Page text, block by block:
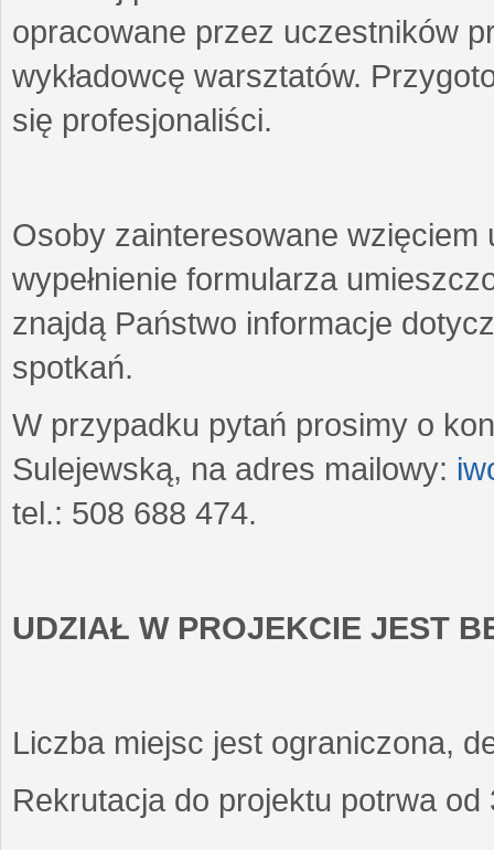
opracowane przez uczestników
wykładowcę warsztatów.
się profesjonaliści.
Osoby zainteresowane wzięciem
wypełnienie formularza
znajdą Państwo informacje
spotkań.
W przypadku pytań prosimy o
Sulejewską, na adres mailowy:
tel.: 508 688 474.
UDZIAŁ W PROJEKCIE JEST
Liczba miejsc jest ograniczona,
Rekrutacja do projektu potrwa